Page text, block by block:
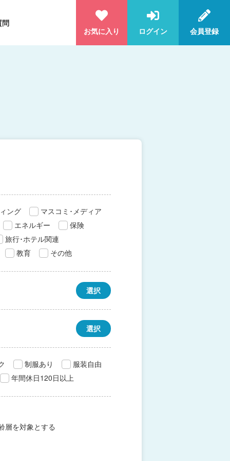
問
お気に入り
ログイン 会員登録
ング
マスコミ･メディア
エネルギー
保険
旅行･ホテル関連
教育
その他
選択
選択
制服あり
服装自由
年間休日120日以上
層を対象とする